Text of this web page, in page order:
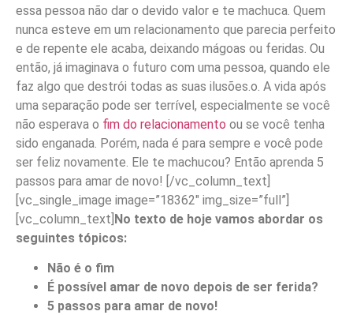
essa pessoa não dar o devido valor e te machuca. Quem
nunca esteve em um relacionamento que parecia perfeito
e de repente ele acaba, deixando mágoas ou feridas. Ou
então, já imaginava o futuro com uma pessoa, quando ele
faz algo que destrói todas as suas ilusões.o. A vida após
uma separação pode ser terrível, especialmente se você
não esperava o fim do relacionamento ou se você tenha
sido enganada. Porém, nada é para sempre e você pode
ser feliz novamente. Ele te machucou? Então aprenda 5
passos para amar de novo! [/vc_column_text]
[vc_single_image image=”18362″ img_size=”full”]
[vc_column_text] No texto de hoje vamos abordar os
seguintes tópicos:
Não é o fim
É possível amar de novo depois de ser ferida?
5 passos para amar de novo!